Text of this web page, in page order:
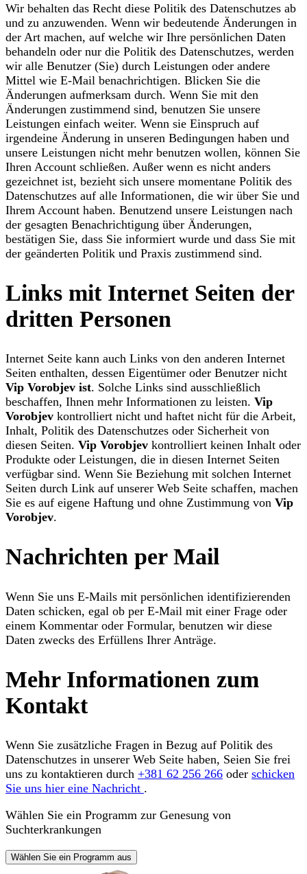
Wir behalten das Recht diese Politik des Datenschutzes ab
und zu anzuwenden. Wenn wir bedeutende Änderungen in
der Art machen, auf welche wir Ihre persönlichen Daten
behandeln oder nur die Politik des Datenschutzes, werden
wir alle Benutzer (Sie) durch Leistungen oder andere
Mittel wie E-Mail benachrichtigen. Blicken Sie die
Änderungen aufmerksam durch. Wenn Sie mit den
Änderungen zustimmend sind, benutzen Sie unsere
Leistungen einfach weiter. Wenn sie Einspruch auf
irgendeine Änderung in unseren Bedingungen haben und
unsere Leistungen nicht mehr benutzen wollen, können Sie
Ihren Account schließen. Außer wenn es nicht anders
gezeichnet ist, bezieht sich unsere momentane Politik des
Datenschutzes auf alle Informationen, die wir über Sie und
Ihrem Account haben. Benutzend unsere Leistungen nach
der gesagten Benachrichtigung über Änderungen,
bestätigen Sie, dass Sie informiert wurde und dass Sie mit
der geänderten Politik und Praxis zustimmend sind.
Links mit Internet Seiten der
dritten Personen
Internet Seite kann auch Links von den anderen Internet
Seiten enthalten, dessen Eigentümer oder Benutzer nicht
Vip Vorobjev ist. Solche Links sind ausschließlich
beschaffen, Ihnen mehr Informationen zu leisten. Vip
Vorobjev kontrolliert nicht und haftet nicht für die Arbeit,
Inhalt, Politik des Datenschutzes oder Sicherheit von
diesen Seiten. Vip Vorobjev kontrolliert keinen Inhalt oder
Produkte oder Leistungen, die in diesen Internet Seiten
verfügbar sind. Wenn Sie Beziehung mit solchen Internet
Seiten durch Link auf unserer Web Seite schaffen, machen
Sie es auf eigene Haftung und ohne Zustimmung von Vip
Vorobjev.
Nachrichten per Mail
Wenn Sie uns E-Mails mit persönlichen identifizierenden
Daten schicken, egal ob per E-Mail mit einer Frage oder
einem Kommentar oder Formular, benutzen wir diese
Daten zwecks des Erfüllens Ihrer Anträge.
Mehr Informationen zum
Kontakt
Wenn Sie zusätzliche Fragen in Bezug auf Politik des
Datenschutzes in unserer Web Seite haben, Seien Sie frei
uns zu kontaktieren durch +381 62 256 266 oder schicken
Sie uns hier eine Nachricht .
Wählen Sie ein Programm zur Genesung von
Suchterkrankungen
Wählen Sie ein Programm aus